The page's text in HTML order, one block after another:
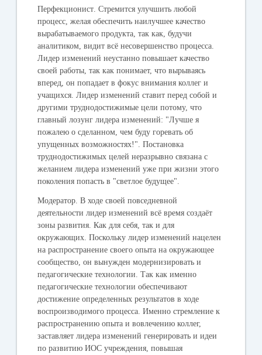
Перфекционист . Стремится улучшить любой
процесс, желая обеспечить наилучшее качество
вырабатываемого продукта, так как, будучи
аналитиком, видит всё несовершенство процесса.
Лидер изменений неустанно повышает качество
своей работы, так как понимает, что вырываясь
вперед, он попадает в фокус внимания коллег и
учащихся. Лидер измененийставит перед собой и
другими труднодостижимые цели потому, что
главный лозунг лидера изменений: "Лучше я
пожалею о сделанном, чем буду горевать об
упущенных возможностях!". Постановка
труднодостижимых целей неразрывно связана с
желанием лидера изменений уже при жизни этого
поколения попасть в "светлое будущее".
Модератор.В ходе своей повседневной
деятельности лидер изменений всё времясоздаёт
зоны развития. Как для себя, так и для
окружающих. Поскольку лидер изменений нацелен
на распространение своего опыта на окружающее
сообщество, он вынужденмодернизировать и
педагогические технологии. Так как именно
педагогические технологии обеспечивают
достижение определенных результатов в ходе
воспроизводимого процесса. Именно стремление к
распространению опыта и вовлечению коллег,
заставляет лидера измененийгенерировать и идеи
по развитию ИОС учреждения, повышая